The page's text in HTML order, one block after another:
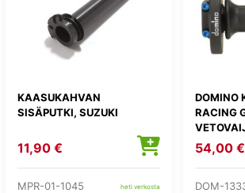
KAASUKAHVAN
SISÄPUTKI, SUZUKI
11,90 €
MPR-01-1045 heti verkosta
DOMINO
RACING
54,00 €
DOM-